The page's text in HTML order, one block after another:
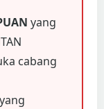
yang
cabang